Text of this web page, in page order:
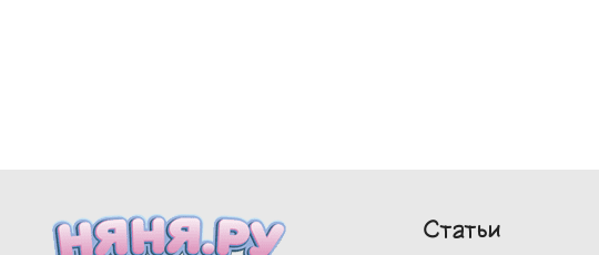
Статьи